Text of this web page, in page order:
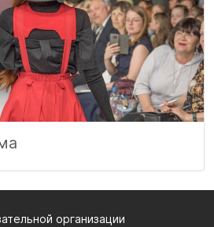
организации